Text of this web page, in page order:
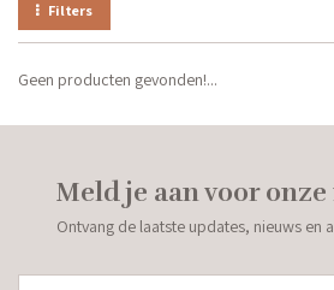
Filters
Geen producten gevonden!...
Meld je aan voor
Ontvang de laatste updates, nieuws en